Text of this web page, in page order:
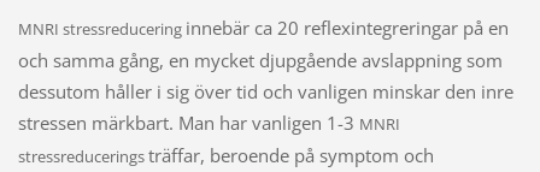
MNRI stressreducering innebär ca 20 reflexintegreringar på en
och samma gång, en mycket djupgående avslappning som
dessutom håller i sig över tid och vanligen minskar den inre
stressen märkbart. Man har vanligen 1-3 MNRI
stressreduceringsträffar, beroende på symptom och